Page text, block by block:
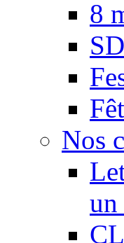
8
Nos
un